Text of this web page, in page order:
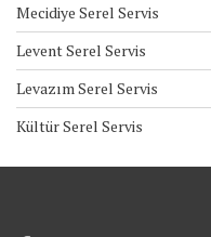
Mecidiye Serel Servis
Levent Serel Servis
Levazım Serel Servis
Kültür Serel Servis